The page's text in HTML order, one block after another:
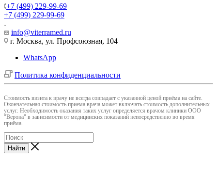
+7 (499) 229-99-69
+7 (499) 229-99-69
info@viterramed.ru
г. Москва, ул. Профсоюзная, 104
WhatsApp
Политика конфиденциальности
Cтоимость визита к врачу не всегда совпадает с указанной ценой приёма на сайте.
Окончательная стоимость приема врача может включать стоимость дополнительных
услуг. Необходимость оказания таких услуг определяется врачом клиники ООО
"Верона" в зависимости от медицинских показаний непосредственно во время
приёма.
Найти